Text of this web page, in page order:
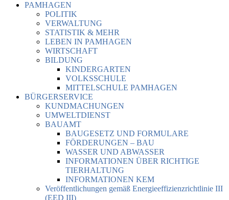
PAMHAGEN
POLITIK
VERWALTUNG
STATISTIK & MEHR
LEBEN IN PAMHAGEN
WIRTSCHAFT
BILDUNG
KINDERGARTEN
VOLKSSCHULE
MITTELSCHULE PAMHAGEN
BÜRGERSERVICE
KUNDMACHUNGEN
UMWELTDIENST
BAUAMT
BAUGESETZ UND FORMULARE
FÖRDERUNGEN – BAU
WASSER UND ABWASSER
INFORMATIONEN ÜBER RICHTIGE
TIERHALTUNG
INFORMATIONEN KEM
Veröffentlichungen gemäß Energieeffizienzrichtlinie III
(EED III)